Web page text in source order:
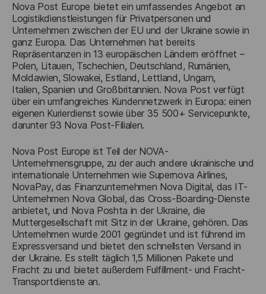
Nova Post Europe bietet ein umfassendes Angebot an
Logistikdienstleistungen für Privatpersonen und
Unternehmen zwischen der EU und der Ukraine sowie in
ganz Europa. Das Unternehmen hat bereits
Repräsentanzen in 13 europäischen Ländern eröffnet –
Polen, Litauen, Tschechien, Deutschland, Rumänien,
Moldawien, Slowakei, Estland, Lettland, Ungarn,
Italien, Spanien und Großbritannien. Nova Post verfügt
über ein umfangreiches Kundennetzwerk in Europa: einen
eigenen Kurierdienst sowie über 35 500+ Servicepunkte,
darunter 93 Nova Post-Filialen.
Nova Post Europe ist Teil der NOVA-
Unternehmensgruppe, zu der auch andere ukrainische und
internationale Unternehmen wie Supernova Airlines,
NovaPay, das Finanzunternehmen Nova Digital, das IT-
Unternehmen Nova Global, das Cross-Boarding-Dienste
anbietet, und Nova Poshta in der Ukraine, die
Muttergesellschaft mit Sitz in der Ukraine, gehören. Das
Unternehmen wurde 2001 gegründet und ist führend im
Expressversand und bietet den schnellsten Versand in
der Ukraine. Es stellt täglich 1,5 Millionen Pakete und
Fracht zu und bietet außerdem Fulfillment- und Fracht-
Transportdienste an.